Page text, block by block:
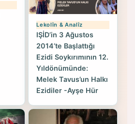
Lekolîn & Analîz
IŞİD’in 3 Ağustos
2014’te Başlattığı
Ezidi Soykırımının 12.
Yıldönümünde:
Melek Tavus’un Halkı
Ezidiler -Ayşe Hür